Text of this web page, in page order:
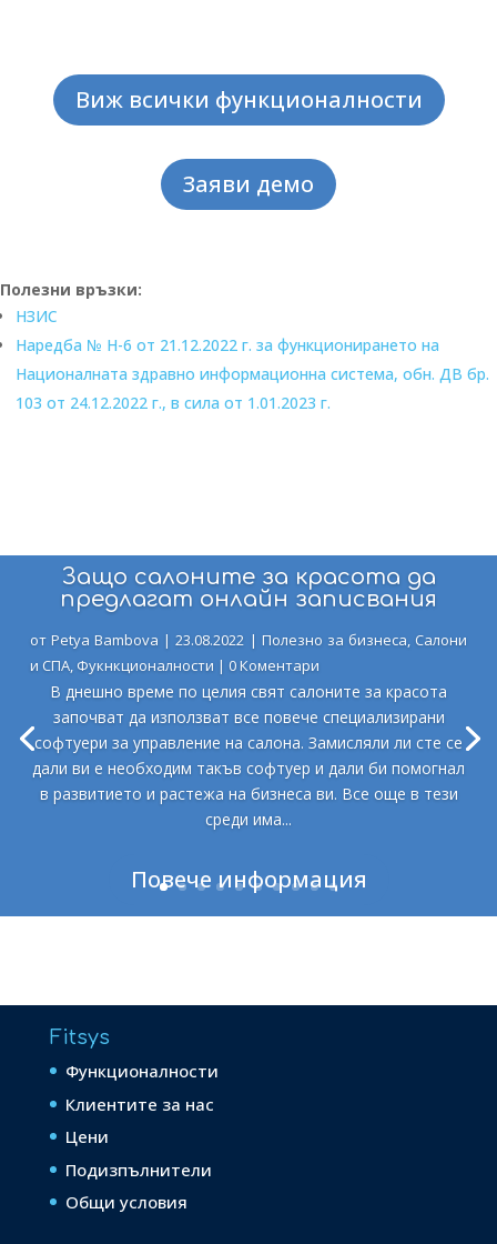
Виж всички функционалности
Заяви демо
Полезни връзки:
НЗИС
Наредба № Н-6 от 21.12.2022 г. за функционирането на
Националната здравно информационна система, обн. ДВ бр.
103 от 24.12.2022 г., в сила от 1.01.2023 г.
Защо салоните за красота да
предлагат онлайн записвания
отPetya Bambova |23.08.2022 | Полезно за бизнеса, Салони
и СПА, Фукнкционалности | 0 Коментари
В днешно време по целия свят салоните за красота
започват да използват все повече специализирани
софтуери за управление на салона. Замисляли ли сте се
дали ви е необходим такъв софтуер и дали би помогнал
в развитието и растежа на бизнеса ви. Все още в тези
среди има...
Повече информация
Fitsys
Функционалности
Клиентите за нас
Цени
Подизпълнители
Общи условия